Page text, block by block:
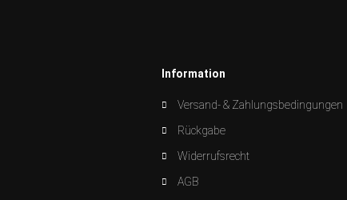
Information
Versand- & Zahlungsbedingungen
Rückgabe
Widerrufsrecht
AGB